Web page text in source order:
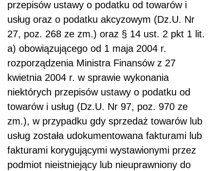
przepisów ustawy o podatku od towarów i
usług oraz o podatku akcyzowym (Dz.U. Nr
27, poz. 268 ze zm.) oraz § 14 ust. 2 pkt 1 lit.
a) obowiązującego od 1 maja 2004 r.
rozporządzenia Ministra Finansów z 27
kwietnia 2004 r. w sprawie wykonania
niektórych przepisów ustawy o podatku od
towarów i usług (Dz.U. Nr 97, poz. 970 ze
zm.), w przypadku gdy sprzedaż towarów lub
usług została udokumentowana fakturami lub
fakturami korygującymi wystawionymi przez
podmiot nieistniejący lub nieuprawniony do